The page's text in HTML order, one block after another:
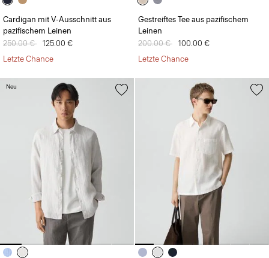
Cardigan mit V-Ausschnitt aus
pazifischem Leinen
Preis reduziert von
250.00 € auf
125.00 €
Letzte Chance
Gestreiftes Tee aus pazifischem
Leinen
Preis reduziert von
200.00 € auf
100.00 €
Letzte Chance
Neu